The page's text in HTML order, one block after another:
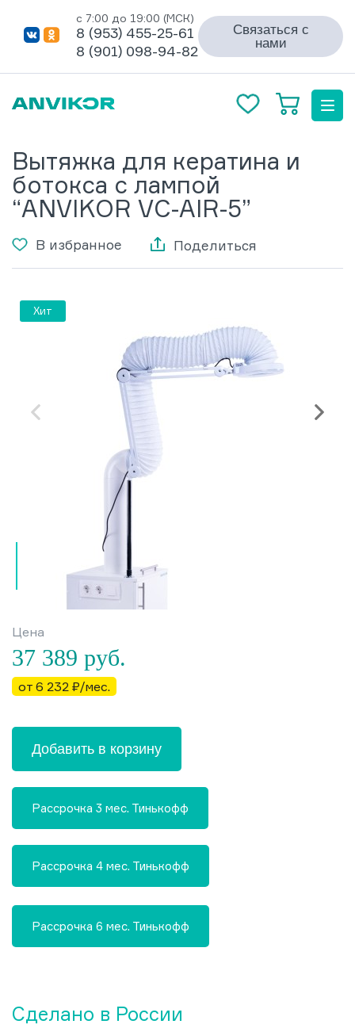
с 7:00 до 19:00 (МСК)
8 (953) 455-25-61
8 (901) 098-94-82
Связаться с
нами
Вытяжка для кератина и
ботокса с лампой
“ANVIKOR VC-AIR-5”
В избранное Поделиться
Хит
Сделано в России
Цена
37 389 руб.
от 6 232 ₽/мес.
Добавить в корзину
Рассрочка 3 мес. Тинькофф
Рассрочка 4 мес. Тинькофф
Рассрочка 6 мес. Тинькофф